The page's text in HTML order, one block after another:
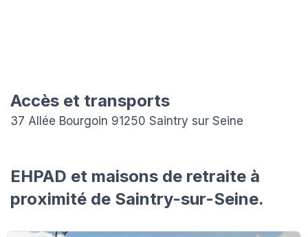
Accès et transports
37 Allée Bourgoin 91250 Saintry sur Seine
EHPAD et maisons de retraite à
proximité de Saintry-sur-Seine.